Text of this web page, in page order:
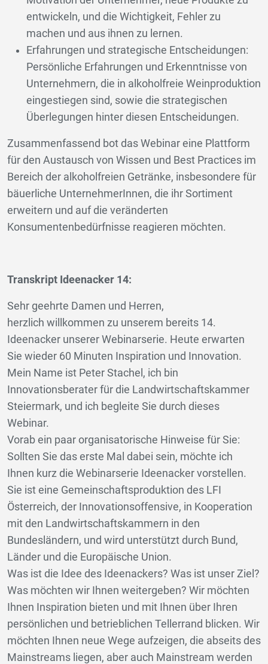
entwickeln, und die Wichtigkeit, Fehler zu
machen und aus ihnen zu lernen.
Erfahrungen und strategische Entscheidungen:
Persönliche Erfahrungen und Erkenntnisse von
Unternehmern, die in alkoholfreie Weinproduktion
eingestiegen sind, sowie die strategischen
Überlegungen hinter diesen Entscheidungen.
Zusammenfassend bot das Webinar eine Plattform
für den Austausch von Wissen und Best Practices im
Bereich der alkoholfreien Getränke, insbesondere für
bäuerliche UnternehmerInnen, die ihr Sortiment
erweitern und auf die veränderten
Konsumentenbedürfnisse reagieren möchten.
Transkript Ideenacker 14:
Sehr geehrte Damen und Herren,
herzlich willkommen zu unserem bereits 14.
Ideenacker unserer Webinarserie. Heute erwarten
Sie wieder 60 Minuten Inspiration und Innovation.
Mein Name ist Peter Stachel, ich bin
Innovationsberater für die Landwirtschaftskammer
Steiermark, und ich begleite Sie durch dieses
Webinar.
Vorab ein paar organisatorische Hinweise für Sie:
Sollten Sie das erste Mal dabei sein, möchte ich
Ihnen kurz die Webinarserie Ideenacker vorstellen.
Sie ist eine Gemeinschaftsproduktion des LFI
Österreich, der Innovationsoffensive, in Kooperation
mit den Landwirtschaftskammern in den
Bundesländern, und wird unterstützt durch Bund,
Länder und die Europäische Union.
Was ist die Idee des Ideenackers? Was ist unser Ziel?
Was möchten wir Ihnen weitergeben? Wir möchten
Ihnen Inspiration bieten und mit Ihnen über Ihren
persönlichen und betrieblichen Tellerrand blicken. Wir
möchten Ihnen neue Wege aufzeigen, die abseits des
Mainstreams liegen, aber auch Mainstream werden